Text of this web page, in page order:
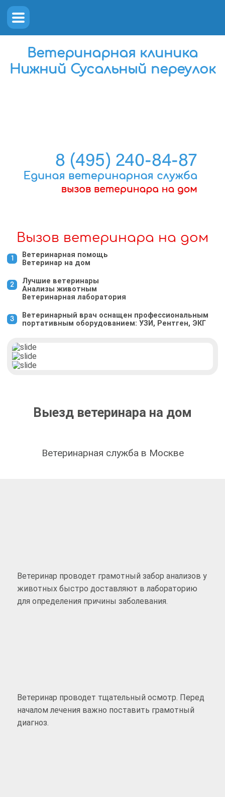
Ветеринарная клиника
Нижний Сусальный переулок
Вызов ветеринара на дом
Ветеринарная помощь
Ветеринар на дом
Лучшие ветеринары
Анализы животным
Ветеринарная лаборатория
Ветеринарный врач оснащен профессиональным
портативным оборудованием: УЗИ, Рентген, ЭКГ
Выезд ветеринара на дом
Ветеринарная служба в Москве
Ветеринар проводет грамотный забор анализов у
животных быстро доставляют в лабораторию
для определения причины заболевания.
Ветеринар проводет тщательный осмотр. Перед
началом лечения важно поставить грамотный
диагноз.